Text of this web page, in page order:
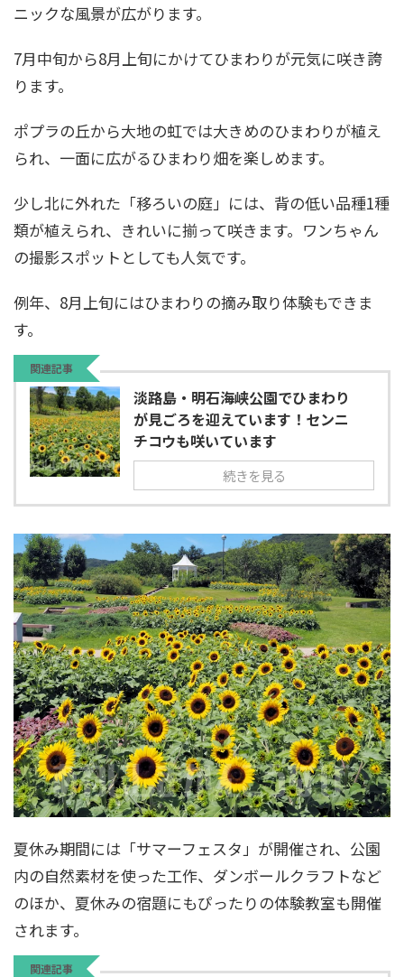
ニックな風景が広がります。
7月中旬から8月上旬にかけてひまわりが元気に咲き誇
ります。
ポプラの丘から大地の虹では大きめのひまわりが植え
られ、一面に広がるひまわり畑を楽しめます。
少し北に外れた「移ろいの庭」には、背の低い品種1種
類が植えられ、きれいに揃って咲きます。ワンちゃん
の撮影スポットとしても人気です。
例年、8月上旬にはひまわりの摘み取り体験もできま
す。
関連記事
淡路島・明石海峡公園でひまわり
が見ごろを迎えています！センニ
チコウも咲いています
続きを見る
夏休み期間には「サマーフェスタ」が開催され、公園
内の自然素材を使った工作、ダンボールクラフトなど
のほか、夏休みの宿題にもぴったりの体験教室も開催
されます。
関連記事